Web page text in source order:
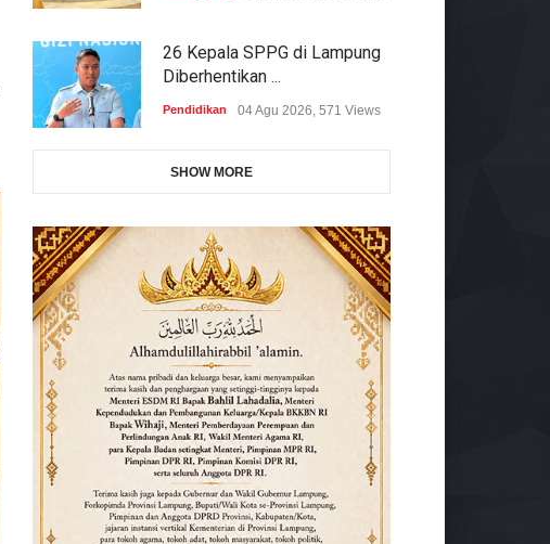
26 Kepala SPPG di Lampung
Diberhentikan ...
Pendidikan 04 Agu 2026, 571 Views
SHOW MORE